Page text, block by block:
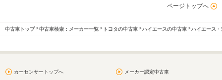
ページトップへ
中古車トップ 中古車検索：メーカー一覧 トヨタの中古車 ハイエースの中古車 ハイエース
カーセンサートップへ メーカー認定中古車